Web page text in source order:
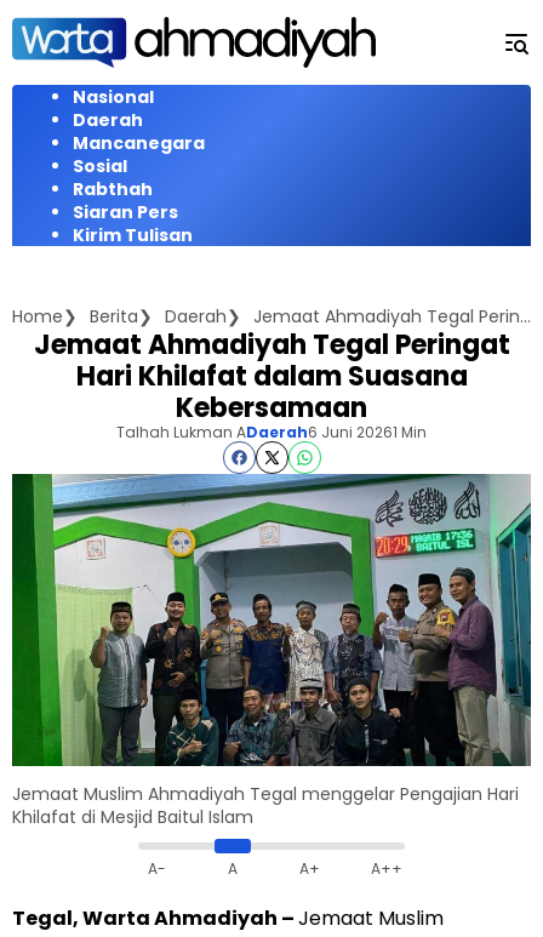
Langsung
konten
Nasional
Daerah
Mancanegara
Sosial
Rabthah
Siaran Pers
Kirim Tulisan
Home Berita Daerah Jemaat Ahmadiyah Tegal Peringat Hari Khilafat dalam Suasana Kebersamaan
Jemaat Ahmadiyah Tegal Peringat
Hari Khilafat dalam Suasana
Kebersamaan
Talhah Lukman ADaerah6 Juni 20261 Min
Jemaat Muslim Ahmadiyah Tegal menggelar Pengajian Hari
Khilafat di Mesjid Baitul Islam
A- A A+ A++
Tegal, Warta Ahmadiyah –Jemaat Muslim